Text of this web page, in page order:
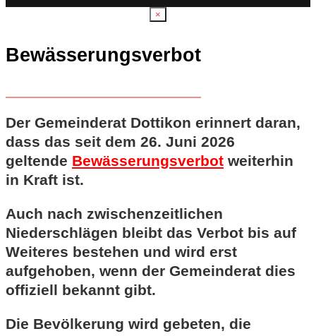
×
Bewässerungsverbot
Der Gemeinderat Dottikon erinnert daran,
dass das seit dem 26. Juni 2026
geltende Bewässerungsverbot weiterhin
in Kraft ist.
Auch nach zwischenzeitlichen
Niederschlägen bleibt das Verbot bis auf
Weiteres bestehen und wird erst
aufgehoben, wenn der Gemeinderat dies
offiziell bekannt gibt.
Die Bevölkerung wird gebeten, die